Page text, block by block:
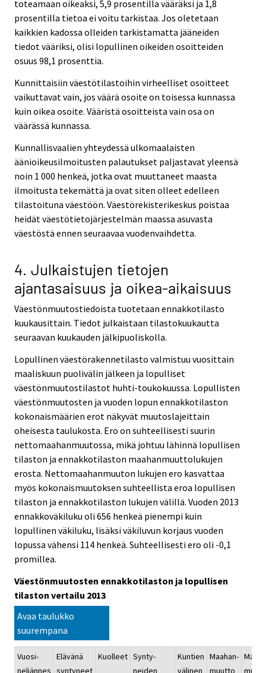
toteamaan oikeaksi, 5,9 prosentilla vääräksi ja 1,8
prosentilla tietoa ei voitu tarkistaa. Jos oletetaan
kaikkien kadossa olleiden tarkistamatta jääneiden
tiedot vääriksi, olisi lopullinen oikeiden osoitteiden
osuus 98,1 prosenttia.
Kunnittaisiin väestötilastoihin virheelliset osoitteet
vaikuttavat vain, jos väärä osoite on toisessa kunnassa
kuin oikea osoite. Vääristä osoitteista vain osa on
väärässä kunnassa.
Kunnallisvaalien yhteydessä ulkomaalaisten
äänioikeusilmoitusten palautukset paljastavat yleensä
noin 1 000 henkeä, jotka ovat muuttaneet maasta
ilmoitusta tekemättä ja ovat siten olleet edelleen
tilastoituna väestöön. Väestörekisterikeskus poistaa
heidät väestötietojärjestelmän maassa asuvasta
väestöstä ennen seuraavaa vuodenvaihdetta.
4. Julkaistujen tietojen
ajantasaisuus ja oikea-aikaisuus
Väestönmuutostiedoista tuotetaan ennakkotilasto
kuukausittain. Tiedot julkaistaan tilastokuukautta
seuraavan kuukauden jälkipuoliskolla.
Lopullinen väestörakennetilasto valmistuu vuosittain
maaliskuun puolivälin jälkeen ja lopulliset
väestönmuutostilastot huhti-toukokuussa. Lopullisten
väestönmuutosten ja vuoden lopun ennakkotilaston
kokonaismäärien erot näkyvät muutoslajeittain
oheisesta taulukosta. Ero on suhteellisesti suurin
nettomaahanmuutossa, mikä johtuu lähinnä lopullisen
tilaston ja ennakkotilaston maahanmuuttolukujen
erosta. Nettomaahanmuuton lukujen ero kasvattaa
myös kokonaismuutoksen suhteellista eroa lopullisen
tilaston ja ennakkotilaston lukujen välillä. Vuoden 2013
ennakkoväkiluku oli 656 henkeä pienempi kuin
lopullinen väkiluku, lisäksi väkiluvun korjaus vuoden
lopussa vähensi 114 henkeä. Suhteellisesti ero oli -0,1
promillea.
Väestönmuutosten ennakkotilaston ja lopullisen
tilaston vertailu 2013
Avaa taulukko
suurempana
Vuosi-
neljännes
Elävänä
syntyneet
Kuolleet Synty-
neiden
Kuntien
välinen
Maahan-
muutto